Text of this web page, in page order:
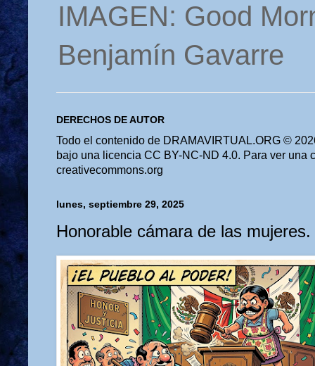
IMAGEN: Good
Benjamín Gavarre
DERECHOS DE AUTOR
Todo el contenido de DRAMAVIRTUAL.ORG ©
bajo una licencia CC BY-NC-ND 4.0. Para ver una
creativecommons.org
lunes, septiembre 29, 2025
Honorable cámara de las mujeres.